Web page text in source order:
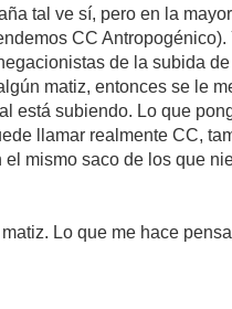
tal ve sí, pero en la
CC Antropogénico).
de la subida
matiz, entonces se le
está subiendo. Lo que
llamar realmente CC,
mismo saco de los que
Lo que me hace